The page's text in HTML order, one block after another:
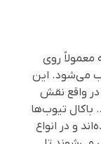
روی
می‌شود. این
در واقع نقش
باکال تیوب‌ها
و در انواع